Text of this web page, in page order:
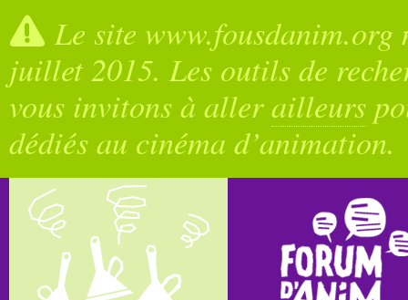
Le site
juillet 2015. Les outils de
vous invitons à allerailleurs
dédiés au cinéma d’animation.